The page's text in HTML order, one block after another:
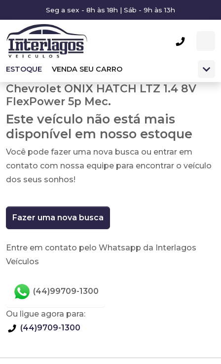
Seg a sex - 8h às 18h | Sáb - 9h às 13h
ESTOQUE VENDA SEU CARRO
Chevrolet ONIX HATCH LTZ 1.4 8V
FlexPower 5p Mec.
Este veículo não está mais
disponível em nosso estoque
Você pode fazer uma nova busca ou entrar em
contato com nossa equipe para encontrar o veículo
dos seus sonhos!
Fazer uma nova busca
Entre em contato pelo Whatsapp da Interlagos
Veículos
(44)99709-1300
Ou ligue agora para:
(44)9709-1300